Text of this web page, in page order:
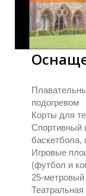
подогревом
Корты для
Спортивный
Игровые
(футбол и
25-